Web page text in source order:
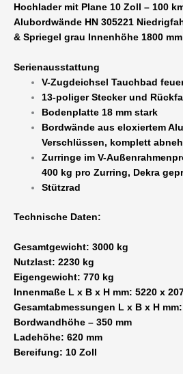
mm
gebremst
10
100
km/h
möglich
Menge
Hochlader mit Plane 10 Zoll – 100
Alubordwände HN 305221
& Spriegel grau Innenhöhe 1800 mm
Serienausstattung
V-Zugdeichsel Tauchbad
13-poliger Stecker und
Bodenplatte 18 mm stark
Bordwände aus eloxiertem
Verschlüssen, komplett
Zurringe im V-
400 kg pro Zurring, Dekra
Stützrad
Technische Daten:
Gesamtgewicht: 3000 kg
Nutzlast: 2230 kg
Eigengewicht: 770 kg
Innenmaße L x B x H mm: 5220 x
Gesamtabmessungen L x B x H
Bordwandhöhe – 350 mm
Ladehöhe: 620 mm
Bereifung: 10 Zoll